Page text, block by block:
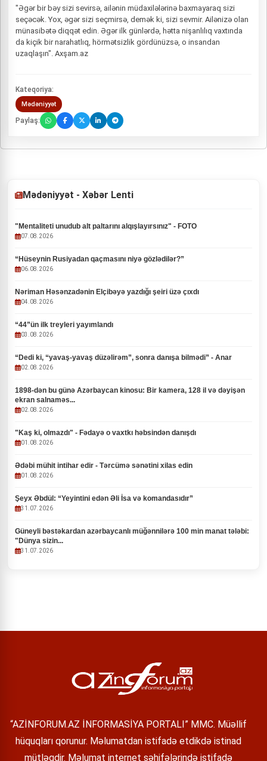
"Əgər bir bəy sizi sevirsə, ailənin müdaxilələrinə baxmayaraq sizi
seçəcək. Yox, əgər sizi seçmirsə, demək ki, sizi sevmir. Ailənizə olan
münasibətə diqqət edin. Əgər ilk günlərdə, hətta nişanlılıq vaxtında
da kiçik bir narahatlıq, hörmətsizlik gördünüzsə, o insandan
uzaqlaşın". Axşam.az
Kateqoriya:
Mədəniyyət
Paylaş:
Mədəniyyət - Xəbər Lenti
"Mentaliteti unudub alt paltarını alqışlayırsınız" - FOTO
07.08.2026
“Hüseynin Rusiyadan qaçmasını niyə gözlədilər?”
06.08.2026
Nəriman Həsənzadənin Elçibəyə yazdığı şeiri üzə çıxdı
04.08.2026
“44”ün ilk treyleri yayımlandı
03.08.2026
“Dedi ki, “yavaş-yavaş düzəlirəm”, sonra danışa bilmədi” - Anar
02.08.2026
1898-dən bu günə Azərbaycan kinosu: Bir kamera, 128 il və dəyişən
ekran salnaməs...
02.08.2026
"Kaş ki, olmazdı" - Fədayə o vaxtkı həbsindən danışdı
01.08.2026
Ədəbi mühit intihar edir - Tərcümə sənətini xilas edin
01.08.2026
Şeyx Əbdül: “Yeyintini edən Əli İsa və komandasıdır”
31.07.2026
Güneyli bəstəkardan azərbaycanlı müğənnilərə 100 min manat tələbi:
"Dünya sizin...
31.07.2026
“AZİNFORUM.AZ İNFORMASİYA PORTALI” MMC. Müəllif
hüquqları qorunur. Məlumatdan istifadə etdikdə istinad
mütləqdir. Məlumat internet səhifələrində istifadə